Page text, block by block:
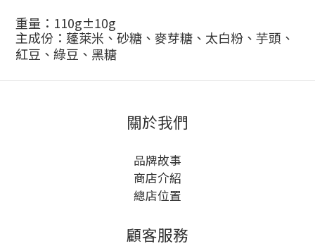
重量： 110g±10g
主成份：蓬萊米、砂糖、麥芽糖、太白粉、芋頭、
紅豆、綠豆、黑糖
關於我們
品牌故事
商店介紹
總店位置
顧客服務